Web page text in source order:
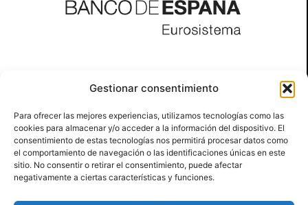
Gestionar consentimiento
Para ofrecer las mejores experiencias, utilizamos tecnologías como las
cookies para almacenar y/o acceder a la información del dispositivo. El
consentimiento de estas tecnologías nos permitirá procesar datos como
el comportamiento de navegación o las identificaciones únicas en este
sitio. No consentir o retirar el consentimiento, puede afectar
negativamente a ciertas características y funciones.